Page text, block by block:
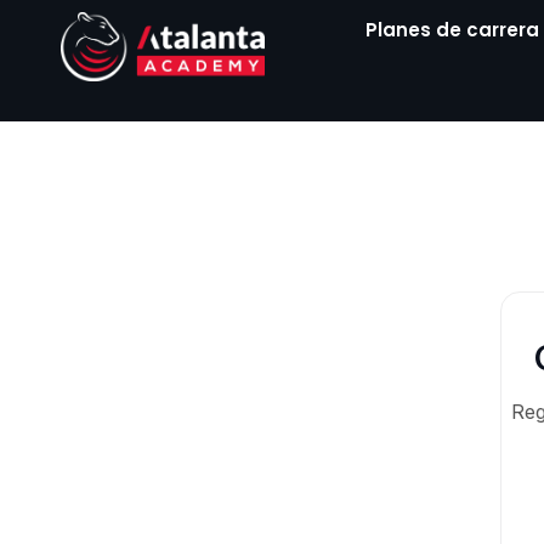
contenido
Planes de carrera